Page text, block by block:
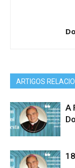
ARTIGOS
A